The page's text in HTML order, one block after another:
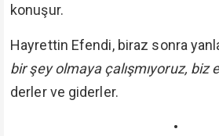
konuşur.
Hayrettin Efendi, biraz sonra
bir şey olmaya çalışmıyoruz, biz
derler ve giderler.
•